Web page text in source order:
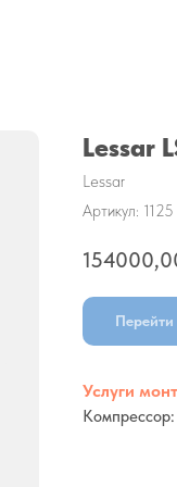
Lessar
Lessar
Артикул: 1125
Услуги